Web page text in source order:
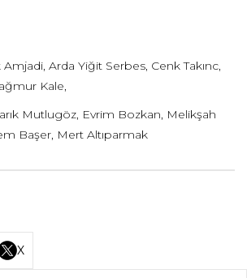
Amjadi, Arda Yiğit Serbes, Cenk Takınc,
Kale,
Mutlugöz, Evrim Bozkan, Melikşah
Başer, Mert Altıparmak
X